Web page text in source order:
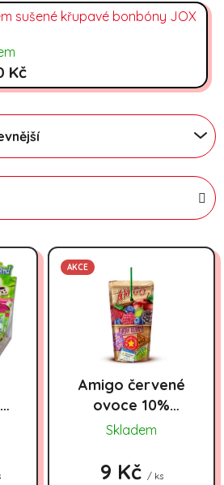
sušené křupavé bonbóny JOX
Kč
AKCE
Amigo červené
ovoce 10%
200ml
Skladem
9 Kč / ks